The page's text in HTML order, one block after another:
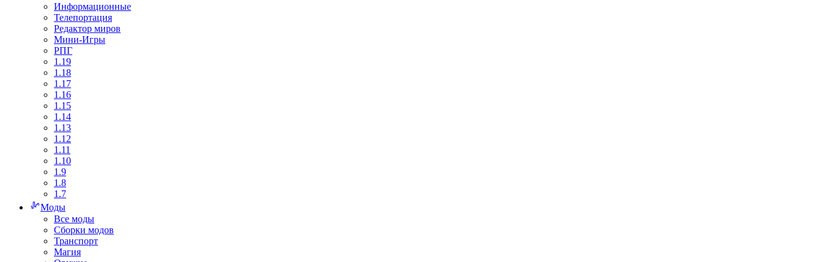
Информационные
Телепортация
Редактор миров
Мини-Игры
РПГ
1.19
1.18
1.17
1.16
1.15
1.14
1.13
1.12
1.11
1.10
1.9
1.8
1.7
Моды
Все моды
Сборки модов
Транспорт
Магия